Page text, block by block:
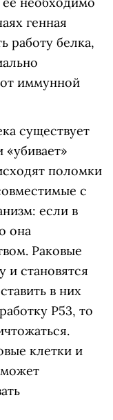
генная
работу белка,
иммунной
существует
поломки
с
если в
она
Раковые
и становятся
в них
Р53, то
клетки и